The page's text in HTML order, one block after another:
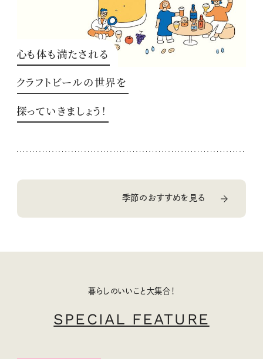
心も体も満たされる
クラフトビールの世界を
探っていきましょう！
季節のおすすめを見る
暮らしのいいこと大集合！
SPECIAL FEATURE